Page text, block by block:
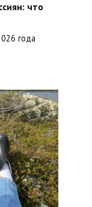
что
года